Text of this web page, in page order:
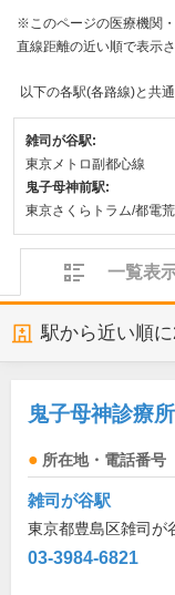
※このページの医療機関
直線距離の近い順で表示
以下の各駅(各路線)と共
雑司が谷駅:
東京メトロ副都心線
鬼子母神前駅:
東京さくらトラム/都電
一覧表
駅から近い順に
鬼子母神診療所
所在地・電話番号
雑司が谷駅
東京都豊島区雑司が
03-3984-6821